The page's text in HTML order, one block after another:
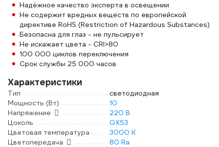
Надёжное качество эксперта в освещении
Не содержит вредных веществ по европейской
директиве RoHS (Restriction of Hazardous Substances)
Безопасна для глаз - не пульсирует
Не искажает цвета - CRI>80
100 000 циклов переключения
Срок службы 25 000 часов
Характеристики
Тип
светодиодная
Мощность (Вт)
10
Напряжение
220 В
Цоколь
GX53
Цветовая температура
3000 К
Цветопередача
80 Ra